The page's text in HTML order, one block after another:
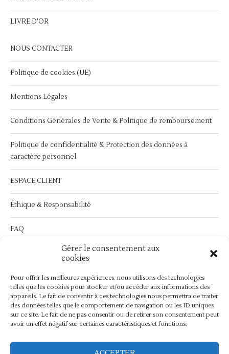
Gérer le consentement aux
cookies
Pour offrir les meilleures expériences, nous utilisons des technologies
telles que les cookies pour stocker et/ou accéder aux informations des
appareils. Le fait de consentir à ces technologies nous permettra de traiter
des données telles que le comportement de navigation ou les ID uniques
sur ce site. Le fait de ne pas consentir ou de retirer son consentement peut
avoir un effet négatif sur certaines caractéristiques et fonctions.
LIVRE D'OR
NOUS CONTACTER
Politique de cookies (UE)
Mentions Légales
Conditions Générales de Vente & Politique de remboursement
Politique de confidentialité & Protection des données à
caractère personnel
ESPACE CLIENT
Éthique & Responsabilité
FAQ
Service Après Vente :contact@bymathilda.com